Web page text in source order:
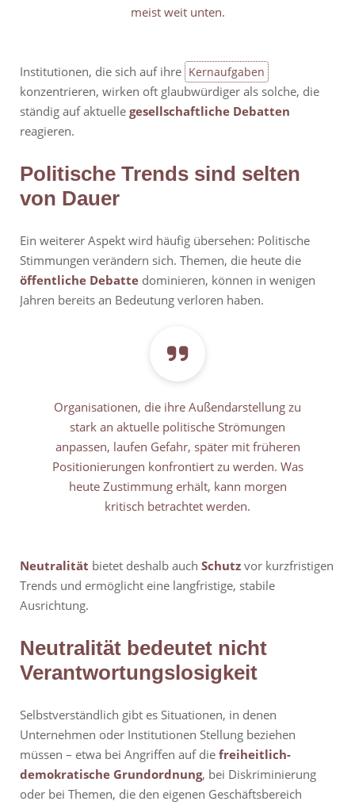
meist weit unten.
Institutionen, die sich auf ihre Kernaufgaben
konzentrieren, wirken oft glaubwürdiger als solche, die
ständig auf aktuelle gesellschaftliche Debatten
reagieren.
Politische Trends sind selten
von Dauer
Ein weiterer Aspekt wird häufig übersehen: Politische
Stimmungen verändern sich. Themen, die heute die
öffentliche Debatte dominieren, können in wenigen
Jahren bereits an Bedeutung verloren haben.
Organisationen, die ihre Außendarstellung zu
stark an aktuelle politische Strömungen
anpassen, laufen Gefahr, später mit früheren
Positionierungen konfrontiert zu werden. Was
heute Zustimmung erhält, kann morgen
kritisch betrachtet werden.
Neutralität bietet deshalb auch Schutz vor kurzfristigen
Trends und ermöglicht eine langfristige, stabile
Ausrichtung.
Neutralität bedeutet nicht
Verantwortungslosigkeit
Selbstverständlich gibt es Situationen, in denen
Unternehmen oder Institutionen Stellung beziehen
müssen – etwa bei Angriffen auf die freiheitlich-
demokratische Grundordnung, bei Diskriminierung
oder bei Themen, die den eigenen Geschäftsbereich